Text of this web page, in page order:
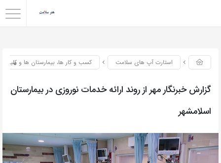
0 استارت آپ های سلامت کسب و کار ها، بیمارستان ها و
گزارش خبرنگار مهر از روند ارائه خدمات نوروزی در بیمارستان
اسلامشهر